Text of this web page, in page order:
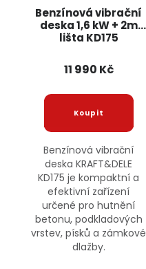
Benzínová vibrační
deska 1,6 kW + 2m
lišta KD175
11 990 Kč
Benzínová vibrační
deska KRAFT&DELE
KD175 je kompaktní a
efektivní zařízení
určené pro hutnění
betonu, podkladových
vrstev, písků a zámkové
dlažby.